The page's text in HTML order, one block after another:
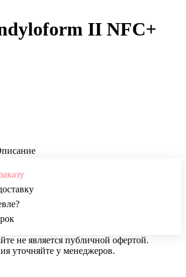
II NFC+
не является публичной офертой.
уточняйте у менеджеров.